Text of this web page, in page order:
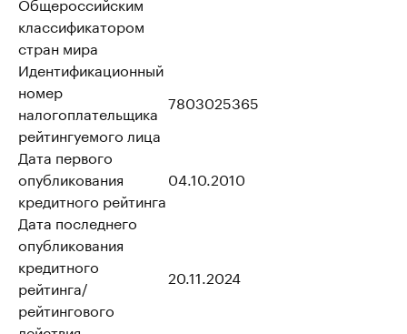
классификатором
стран мира
Идентификационный
номер
налогоплательщика
рейтингуемого лица
7803025365
Дата первого
опубликования
кредитного рейтинга
04.10.2010
Дата последнего
опубликования
кредитного
рейтинга/
рейтингового
20.11.2024